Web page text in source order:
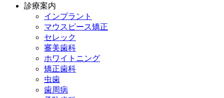
診療案内
インプラント
マウスピース矯正
セレック
審美歯科
ホワイトニング
矯正歯科
虫歯
歯周病